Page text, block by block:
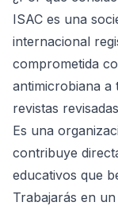
ISAC es una
internacional
comprometida
antimicrobiana a
revistas
Es una
contribuye
educativos que
Trabajarás en